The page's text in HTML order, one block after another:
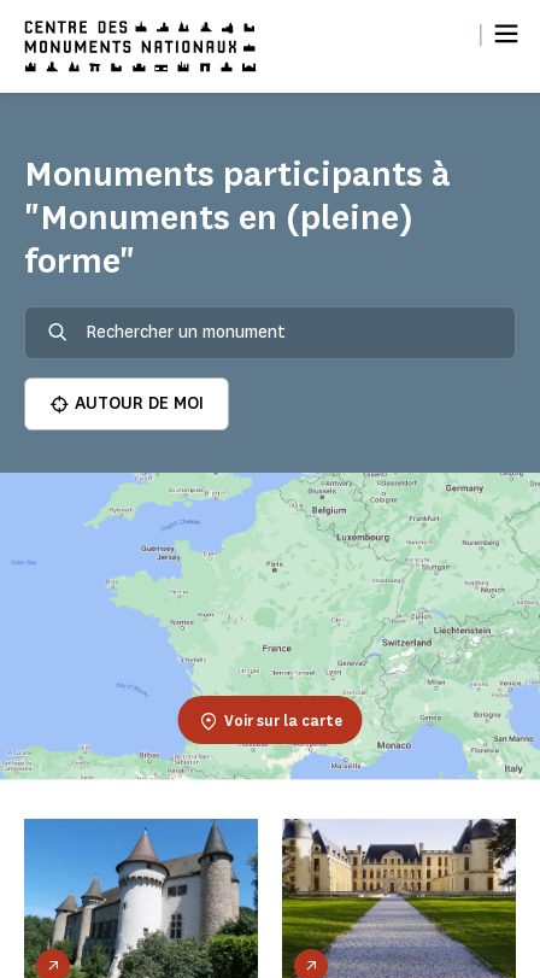
|
Monuments participants à
"Monuments en (pleine)
forme"
AUTOUR DE MOI
Voir sur la carte